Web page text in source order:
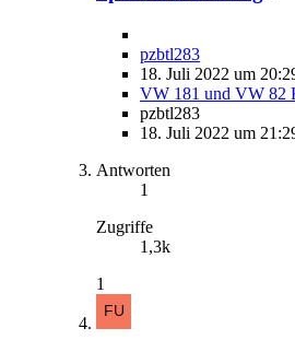
pzbtl283
18. Juli 2022 um
VW 181 und VW 82
pzbtl283
18. Juli 2022 um
Antworten
1
Zugriffe
1,3k
1